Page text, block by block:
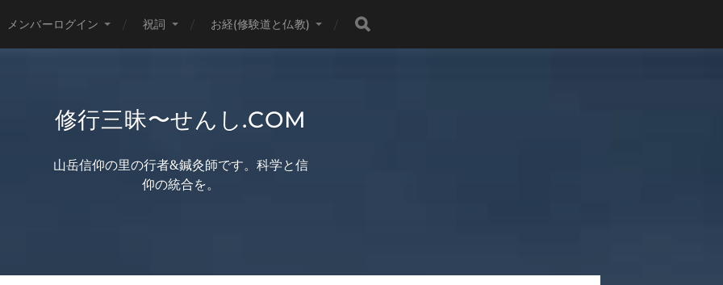
メンバーログイン 祝詞 お経(修験道と仏教)
修行三昧〜せんし.COM
山岳信仰の里の行者&鍼灸師です。科学と信
仰の統合を。